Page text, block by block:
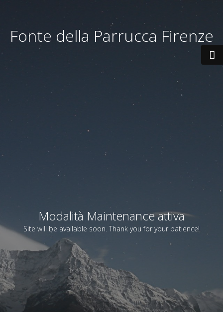
Fonte della Parrucca Firenze
Modalità Maintenance attiva
Site will be available soon. Thank you for your patience!